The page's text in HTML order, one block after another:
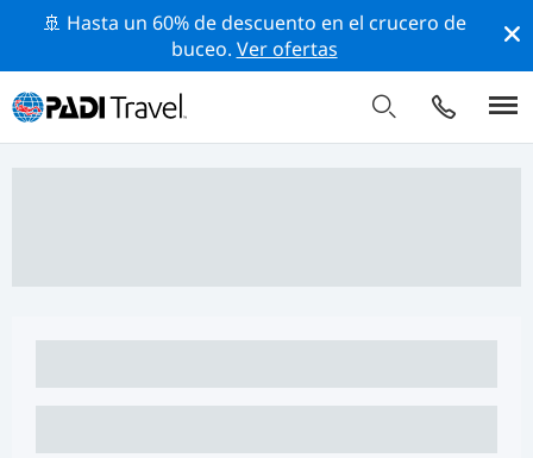
🚢 Hasta un 60% de descuento en el crucero de
buceo. Ver ofertas